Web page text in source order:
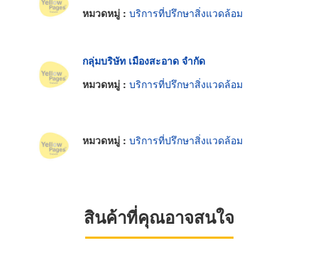
หมวดหมู่ : บริการที่ปรึกษาสิ่งแวดล้อม
กลุ่มบริษัท เมืองสะอาด จำกัด
หมวดหมู่ : บริการที่ปรึกษาสิ่งแวดล้อม
หมวดหมู่ : บริการที่ปรึกษาสิ่งแวดล้อม
สินค้าที่คุณอาจสนใจ